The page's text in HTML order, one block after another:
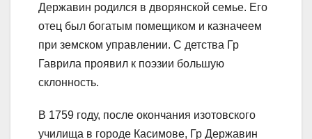
Державин родился в дворянской семье. Его
отец был богатым помещиком и казначеем
при земском управлении. С детства Гр
Гаврила проявил к поэзии большую
склонность.
В 1759 году, после окончания изотовского
училища в городе Касимове, Гр Державин